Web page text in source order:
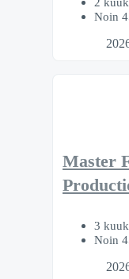
Noin
Master
3
Noin